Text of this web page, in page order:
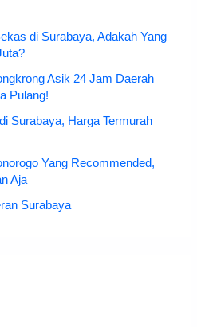
di Surabaya, Adakah Yang
Asik 24 Jam Daerah
Pulang!
Surabaya, Harga Termurah
Yang Recommended,
Aja
Surabaya